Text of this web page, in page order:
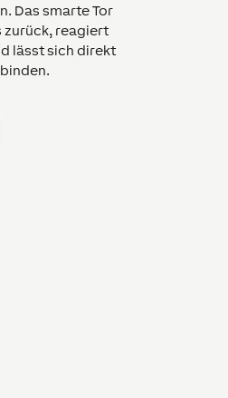
Das smarte Tor
zurück, reagiert
lässt sich direkt